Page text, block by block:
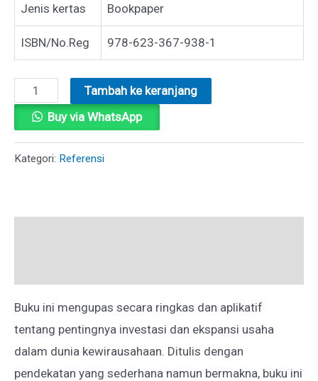
Jenis kertas Bookpaper
ISBN/No.Reg 978-623-367-938-1
Kuantitas
EKSPANSI
KEBERLANJUTAN
USAHA
Tambah ke keranjang
Buy via WhatsApp
Kategori: Referensi
Buku ini mengupas secara ringkas dan aplikatif
tentang pentingnya investasi dan ekspansi usaha
dalam dunia kewirausahaan. Ditulis dengan
pendekatan yang sederhana namun bermakna, buku ini